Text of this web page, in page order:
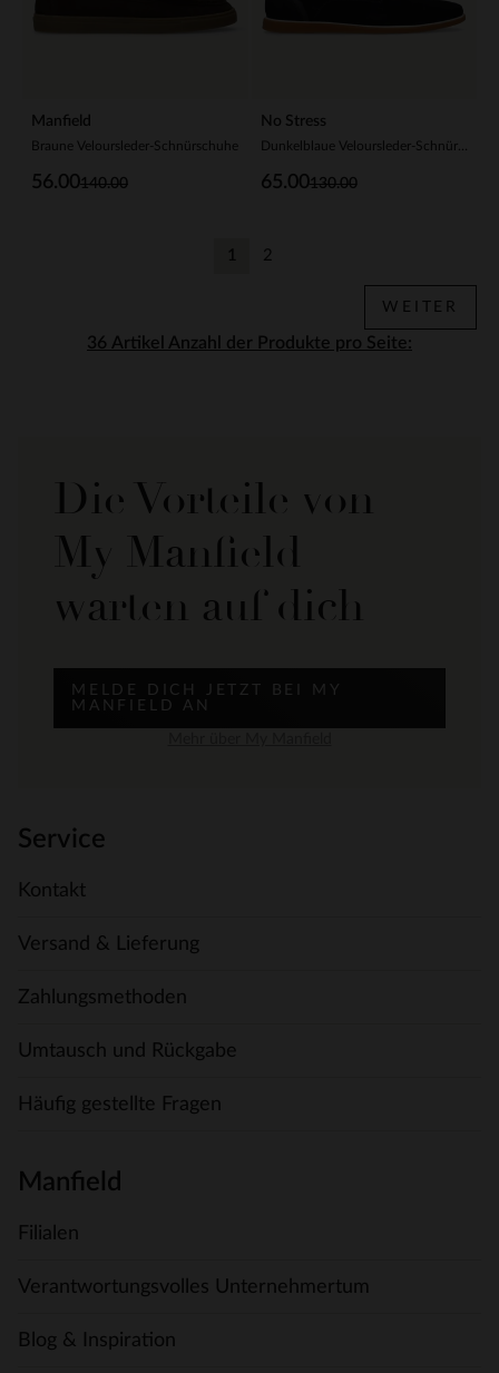
Manfield
Braune Veloursleder-Schnürschuhe
140.00
56.00
No Stress
Dunkelblaue Veloursleder-Schnürschuhe
130.00
65.00
Anzahl der Produkte pro Seite:
1 2
WEITER
Die Vorteile von
My Manfield
warten auf dich
MELDE DICH JETZT BEI MY
MANFIELD AN
Service
Kontakt
Versand & Lieferung
Zahlungsmethoden
Umtausch und Rückgabe
Häufig gestellte Fragen
Manfield
Filialen
Verantwortungsvolles Unternehmertum
Blog & Inspiration